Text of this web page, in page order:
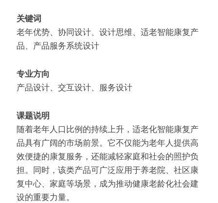
关键词
老年优势、协同设计、设计思维、适老智能康复产
品、产品服务系统设计
专业方向
产品设计、交互设计、服务设计
课题说明
随着老年人口比例的持续上升，适老化智能康复产
品具有广阔的市场前景。它不仅能为老年人提供高
效便捷的康复服务，还能减轻家庭和社会的照护负
担。同时，该类产品可广泛应用于养老院、社区康
复中心、家庭等场景，成为推动健康老龄化社会建
设的重要力量。